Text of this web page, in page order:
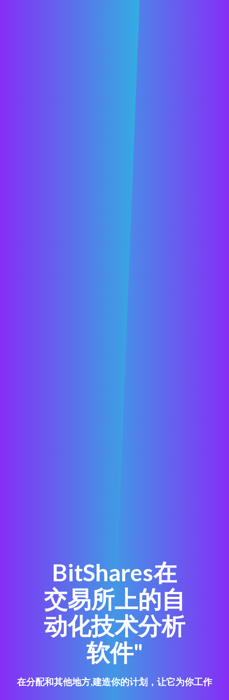
BitShares在
交易所上的自
动化技术分析
软件"
在分配和其他地方,建造你的计划，让它为你工作